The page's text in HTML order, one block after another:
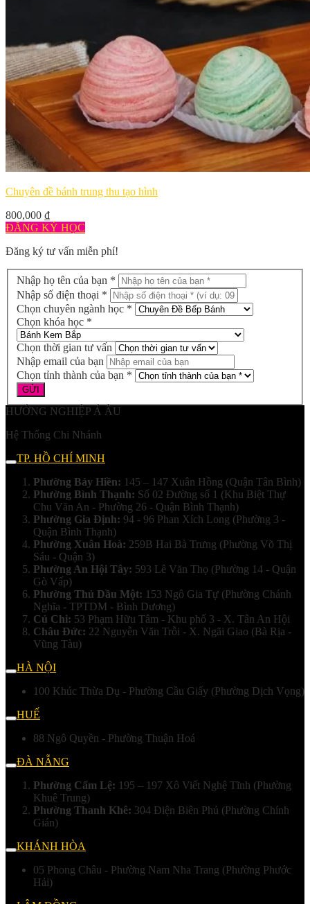
Chuyên đề bánh trung thu tạo hình
800,000 ₫
ĐĂNG KÝ HỌC
Đăng ký tư vấn miễn phí!
Nhập họ tên của bạn *
Nhập số điện thoại *
Chọn chuyên ngành học *
Chọn khóa học *
Chọn thời gian tư vấn
Nhập email của bạn
Chọn tỉnh thành của bạn *
HƯỚNG NGHIỆP Á ÂU
Hệ Thống Chi Nhánh
TP. HỒ CHÍ MINH
Phường Bảy Hiền: 145 – 147 Xuân Hồng (Quận Tân Bình)
Phường Bình Thạnh: Số 02 Đường số 1 (Khu Biệt Thự
Chu Văn An - Phường 26 - Quận Bình Thạnh)
Phường Gia Định: 94 - 96 Phan Xích Long (Phường 3 -
Quận Bình Thạnh)
Phường Xuân Hoà: 259B Hai Bà Trưng (Phường Võ Thị
Sáu - Quận 3)
Phường An Hội Tây: 593 Lê Văn Thọ (Phường 14 - Quận
Gò Vấp)
Phường Thủ Dầu Một: 153 Ngô Gia Tự (Phường Chánh
Nghĩa - TPTDM - Bình Dương)
Củ Chi: 53 Phạm Hữu Tâm - Khu phố 3 - X. Tân An Hội
Châu Đức: 22 Nguyễn Văn Trỗi - X. Ngãi Giao (Bà Rịa -
Vũng Tàu)
HÀ NỘI
100 Khúc Thừa Dụ - Phường Cầu Giấy (Phường Dịch Vọng)
HUẾ
88 Ngô Quyền - Phường Thuận Hoá
ĐÀ NẴNG
Phường Cẩm Lệ: 195 – 197 Xô Viết Nghệ Tĩnh (Phường
Khuê Trung)
Phường Thanh Khê: 304 Điện Biên Phủ (Phường Chính
Gián)
KHÁNH HÒA
05 Phong Châu - Phường Nam Nha Trang (Phường Phước
Hải)